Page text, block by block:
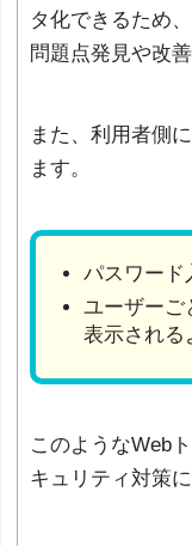
タ化できるため
問題点発見や改
また、利用者側
ます。
パスワード
ユーザーご
表示される
このようなWeb
キュリティ対策